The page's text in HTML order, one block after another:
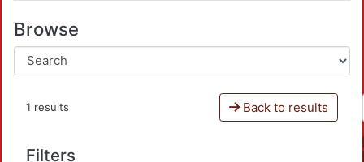
Browse
1 results Back to results
Filters